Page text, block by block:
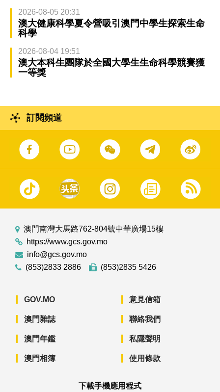
2026-08-05 20:31
澳大健康科學夏令營吸引澳門中學生探索生命
科學
2026-08-04 19:51
澳大本科生團隊於全國大學生生命科學競賽獲
一等獎
訂閱頻道
澳門南灣大馬路762-804號中華廣場15樓
https://www.gcs.gov.mo
info@gcs.gov.mo
(853)2833 2886
(853)2835 5426
GOV.MO
澳門雜誌
澳門年鑑
澳門相簿
意見信箱
聯絡我們
私隱聲明
使用條款
下載手機應用程式